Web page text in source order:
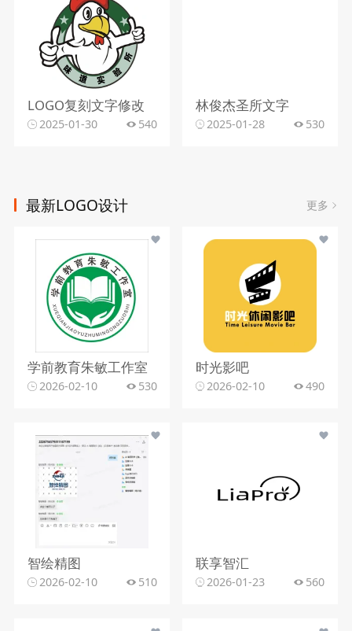
LOGO复刻文字修改
2025-01-30 540
林俊杰圣所文字
2025-01-28 530
最新LOGO设计 更多
学前教育朱敏工作室
2026-02-10 530
时光影吧
2026-02-10 490
智绘精图
2026-02-10 510
联享智汇
2026-01-23 560